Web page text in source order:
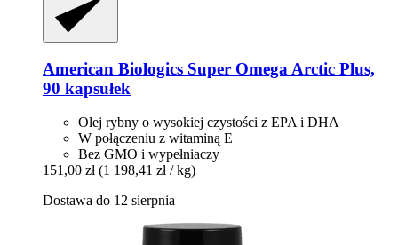
American Biologics Super Omega Arctic Plus,
90 kapsułek
Olej rybny o wysokiej czystości z EPA i DHA
W połączeniu z witaminą E
Bez GMO i wypełniaczy
151,00 zł (1 198,41 zł / kg)
Dostawa do 12 sierpnia